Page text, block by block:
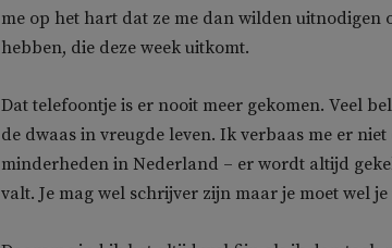
me op het hart dat ze me dan wilden uitnodigen
hebben, die deze week uitkomt.
Dat telefoontje is er nooit meer gekomen. Veel
de dwaas in vreugde leven. Ik verbaas me er
minderheden in Nederland – er wordt altijd
valt. Je mag wel schrijver zijn maar je moet wel